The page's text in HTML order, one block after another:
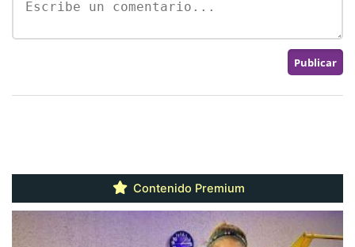
Contenido Premium